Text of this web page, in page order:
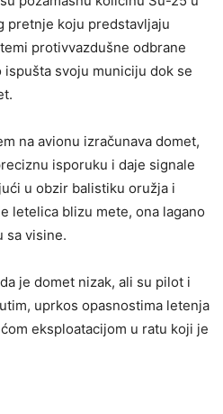
pretnje koju predstavljaju
protivvazdušne odbrane
ispušta svoju municiju dok se
na avionu izračunava domet,
isporuku i daje signale
u obzir balistiku oružja i
letelica blizu mete, ona lagano
sa visine.
je domet nizak, ali su pilot i
uprkos opasnostima letenja
eksploatacijom u ratu koji je